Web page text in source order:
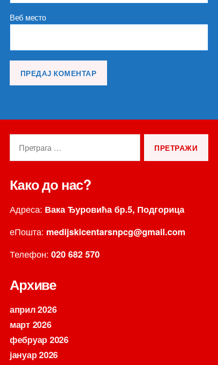
Веб место
Како до нас?
Адреса: Вака Ђуровића бр.5, Подгорица
еПошта: medijskicentarsnpcg@gmail.com
Телефон: 020 682 570
Архиве
април 2026
март 2026
фебруар 2026
јануар 2026